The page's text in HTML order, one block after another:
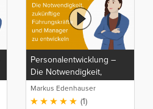
Personalentwicklung –
Die Notwendigkeit,
zukünftige
Führungskräfte und
Markus Edenhauser
(1)